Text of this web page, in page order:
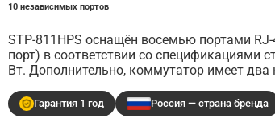
10 независимых портов
STP-811HPS оснащён восемью портами
порт) в соответствии со спецификациями
Вт. Дополнительно, коммутатор имеет
Гарантия 1 год Россия — страна бренда